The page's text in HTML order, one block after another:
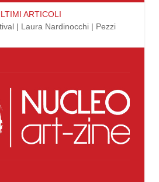
ARTICOLI
| Laura Nardinocchi | Pezzi